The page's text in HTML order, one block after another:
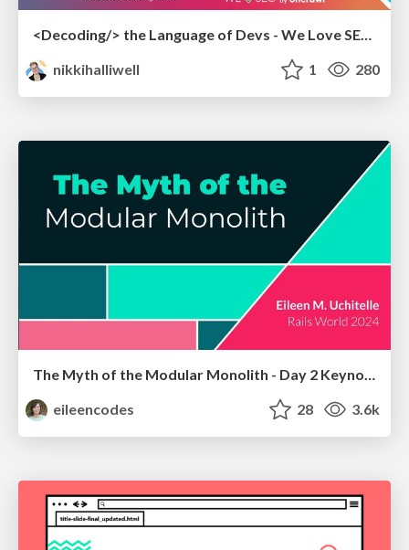
<Decoding/> the Language of Devs - We Love SEO 2024
nikkihalliwell
1 280
The Myth of the Modular Monolith - Day 2 Keynote - Rails World 2024
eileencodes
28 3.6k